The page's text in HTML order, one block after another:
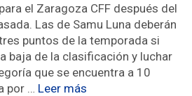
el Zaragoza CFF después del
Las de Samu Luna deberán
puntos de la temporada si
baja de la clasificación y luchar
que se encuentra a 10
por … Leer más